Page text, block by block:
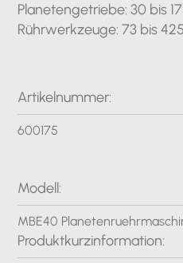
Planetengetriebe: 30 bis
Rührwerkzeuge: 73 bis
Artikelnummer:
600175
Modell:
MBE40
Produktkurzinformation: